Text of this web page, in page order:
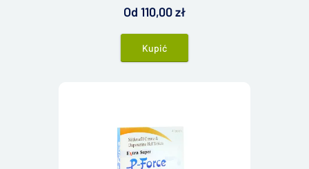
Od 110,00 zł
Kupić